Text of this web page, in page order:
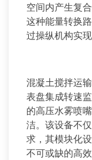
空间内产生复
这种能量转换
过操纵机构实
混凝土搅拌运
表盘集成转速
的高压水雾喷
洁。该设备不
求，其模块化
不可或缺的高效